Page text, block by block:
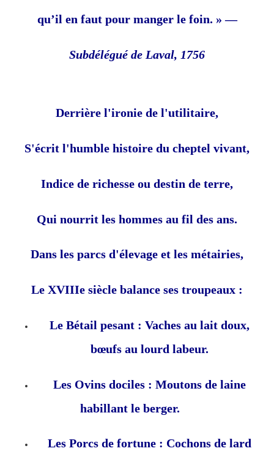
qu’il en faut pour manger le foin. » —
Subdélégué de Laval, 1756
Derrière l'ironie de l'utilitaire,
S'écrit l'humble histoire du cheptel vivant,
Indice de richesse ou destin de terre,
Qui nourrit les hommes au fil des ans.
Dans les parcs d'élevage et les métairies,
Le XVIIIe siècle balance ses troupeaux :
Le Bétail pesant : Vaches au lait doux,
bœufs au lourd labeur.
Les Ovins dociles : Moutons de laine
habillant le berger.
Les Porcs de fortune : Cochons de lard